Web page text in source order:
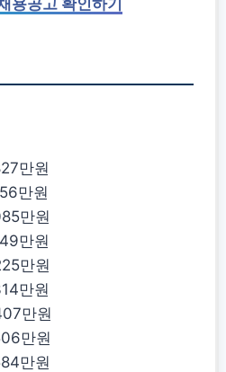
만원
만원
만원
만원
만원
만원
만원
만원
만원